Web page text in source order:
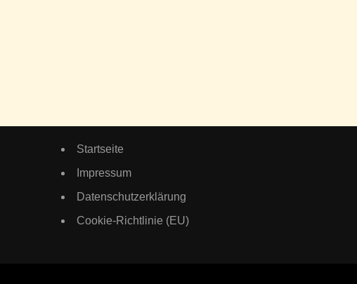
Startseite
Impressum
Datenschutzerklärung
Cookie-Richtlinie (EU)